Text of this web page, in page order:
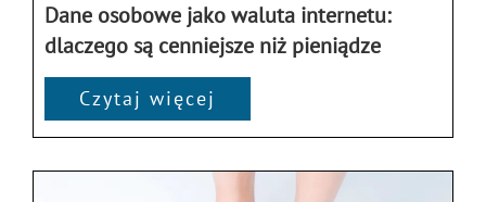
Dane osobowe jako waluta internetu:
dlaczego są cenniejsze niż pieniądze
Czytaj więcej